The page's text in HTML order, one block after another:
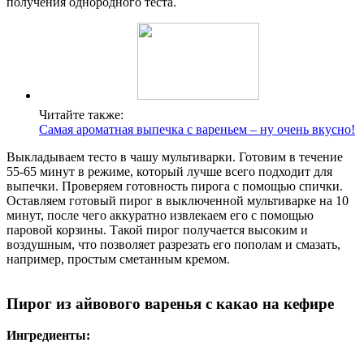
Читайте также:
Самая ароматная выпечка с вареньем – ну очень вкусно!
Выкладываем тесто в чашу мультиварки. Готовим в течение
55-65 минут в режиме, который лучше всего подходит для
выпечки. Проверяем готовность пирога с помощью спички.
Оставляем готовый пирог в выключенной мультиварке на 10
минут, после чего аккуратно извлекаем его с помощью
паровой корзины. Такой пирог получается высоким и
воздушным, что позволяет разрезать его пополам и смазать,
например, простым сметанным кремом.
Пирог из айвового варенья с какао на кефире
Ингредиенты: